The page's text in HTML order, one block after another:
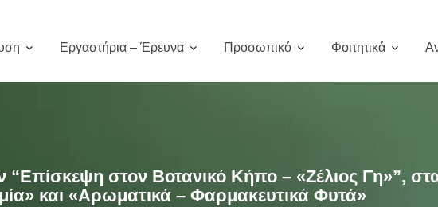
Εργαστήρια – Έρευνα Προσωπικό Φοιτητικά
“Επίσκεψη στον Βοτανικό Κήπο – «Ζέλιος Γη»”,
και «Αρωματικά – Φαρμακευτικά Φυτά»